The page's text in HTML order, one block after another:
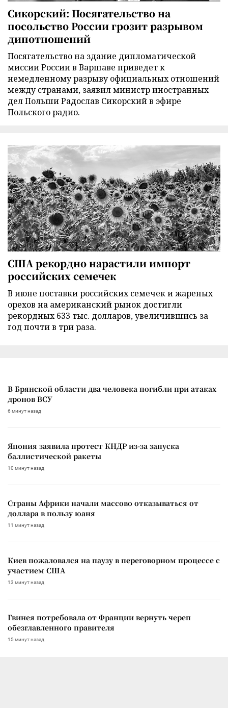
Сикорский: Посягательство на
посольство России грозит разрывом
дипотношений
Посягательство на здание дипломатической
миссии России в Варшаве приведет к
немедленному разрыву официальных отношений
между странами, заявил министр иностранных
дел Польши Радослав Сикорский в эфире
Польского радио.
США рекордно нарастили импорт
российских семечек
В июне поставки российских семечек и жареных
орехов на американский рынок достигли
рекордных 633 тыс. долларов, увеличившись за
год почти в три раза.
В Брянской области два человека погибли при атаках
дронов ВСУ
6 минут назад
Япония заявила протест КНДР из-за запуска
баллистической ракеты
10 минут назад
Страны Африки начали массово отказываться от
доллара в пользу юаня
11 минут назад
Киев пожаловался на паузу в переговорном процессе с
участием США
13 минут назад
Гвинея потребовала от Франции вернуть череп
обезглавленного правителя
15 минут назад